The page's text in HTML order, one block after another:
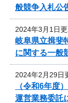
般競争入札公
2024年3月1日
岐阜県立揖斐
に関する一般
2024年2月29日
（令和6年度
運営業務委託